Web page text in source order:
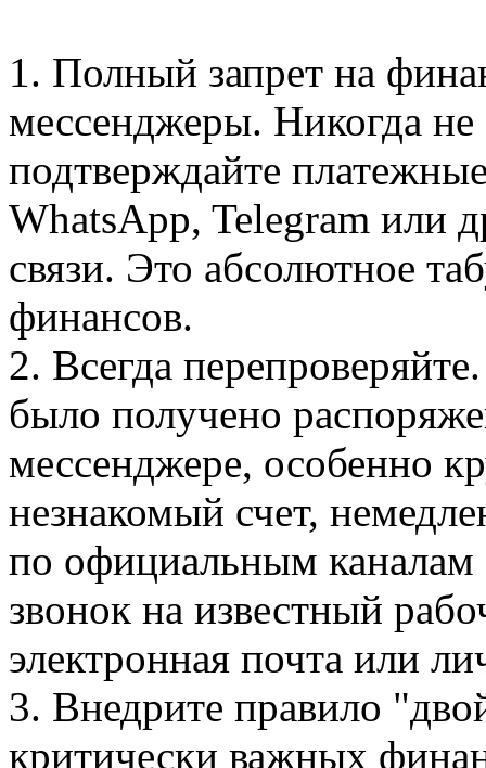
1. Полный запрет на
мессенджеры. Никогда
подтверждайте
WhatsApp, Telegram или
связи. Это абсолютное
финансов.
2. Всегда
было получено
мессенджере, особенно
незнакомый счет,
по официальным
звонок на известный
электронная почта или
3. Внедрите правило
критически важных